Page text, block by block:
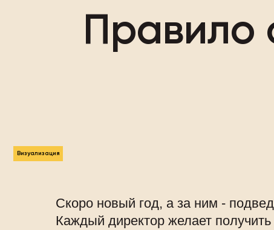
Правило
Визуализация
Скоро новый год, а за ним -
Каждый директор желает